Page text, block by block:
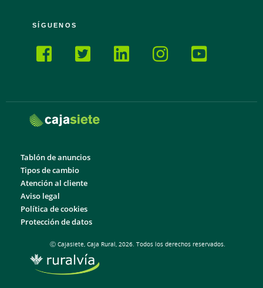
SÍGUENOS
Tablón de anuncios
Tipos de cambio
Atención al cliente
Aviso legal
Política de cookies
Protección de datos
Ⓒ Cajasiete, Caja Rural, 2026. Todos los derechos reservados.